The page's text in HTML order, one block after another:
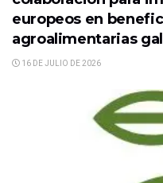
europeos en
agroalimentarias
16 DE JULIO DE 2026